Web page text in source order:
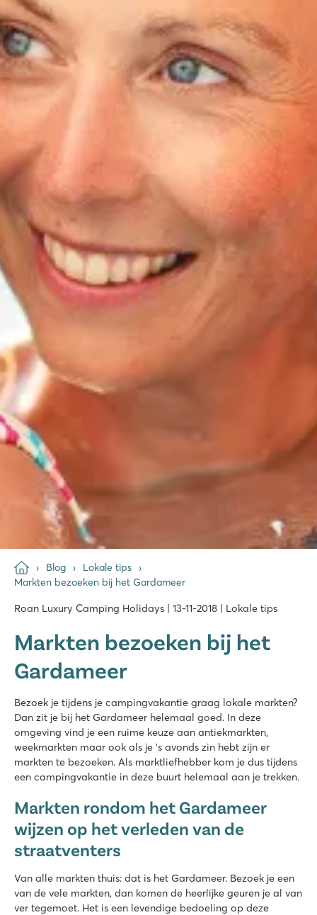
Blog
Lokale tips
Markten bezoeken bij het Gardameer
Roan Luxury Camping Holidays | 13-11-2018 | Lokale tips
Markten bezoeken bij het
Gardameer
Bezoek je tijdens je campingvakantie graag lokale markten?
Dan zit je bij het Gardameer helemaal goed. In deze
omgeving vind je een ruime keuze aan antiekmarkten,
weekmarkten maar ook als je ’s avonds zin hebt zijn er
markten te bezoeken. Als marktliefhebber kom je dus tijdens
een campingvakantie in deze buurt helemaal aan je trekken.
Markten rondom het Gardameer
wijzen op het verleden van de
straatventers
Van alle markten thuis: dat is het Gardameer. Bezoek je een
van de vele markten, dan komen de heerlijke geuren je al van
ver tegemoet. Het is een levendige bedoeling op deze